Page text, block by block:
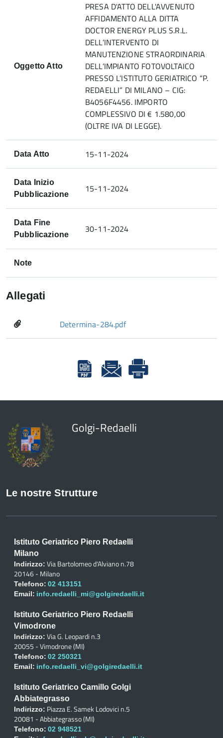
Oggetto Atto
PRESA D'ATTO DELL'AVVENUTO
AFFIDAMENTO ALLA DITTA
DOCTOR ENERGY PLUS S.R.L.
DELL’INTERVENTO DI
MANUTENZIONE STRAORDINARIA
DELL’IMPIANTO FOTOVOLTAICO
PRESSO L’ISTITUTO GERIATRICO “P.
REDAELLI” DI MILANO – CIG:
B4056F4456. IMPORTO
COMPLESSIVO DI € 1.580,00
(OLTRE IVA DI LEGGE).
Data Atto 15-11-2024
Data Inizio
Pubblicazione
15-11-2024
Data Fine
Pubblicazione
30-11-2024
Note
Allegati
Determina-284.pdf
Golgi-Redaelli
Le nostre Strutture
Istituto Geriatrico Piero Redaelli
Milano
Indirizzo: Via Bartolomeo d'Alviano n.78
20146 - Milano
Telefono: 02 413151
Email: info.redaelli_mi@golgiredaelli.it
Istituto Geriatrico Piero Redaelli
Vimodrone
Indirizzo: Via G. Leopardi n.3
20055 - Vimodrone (MI)
Telefono: 02 250321
Email: info.redaelli_vi@golgiredaelli.it
Istituto Geriatrico Camillo Golgi
Abbiategrasso
Indirizzo: Piazza E. Samek Lodovici n.5
20081 - Abbiategrasso (MI)
Telefono: 02 948521